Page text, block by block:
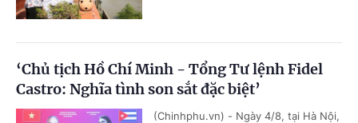
‘Chủ tịch Hồ Chí Minh - Tổng Tư lệnh Fidel
Castro: Nghĩa tình son sắt đặc biệt’
(Chinhphu.vn) - Ngày 4/8, tại Hà Nội,